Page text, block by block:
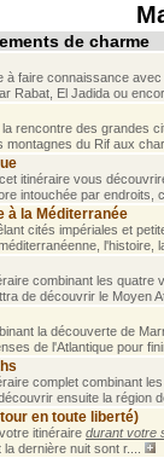
de charme
faire connaissance
Rabat, El Jadida ou
rencontre des grandes
du Rif aux
itinéraire vous
intouchée par endroits,
à la Méditerranée
cités impériales et
l'histoire,
combinant les
de découvrir le Moyen
la découverte de
de l'Atlantique pour
complet combinant
ensuite la région
en toute liberté)
itinéraire durant votre
dernière nuit sont r....